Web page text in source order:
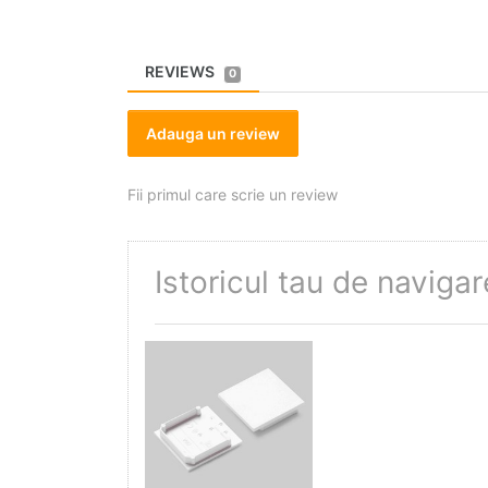
REVIEWS 0
Adauga un review
Fii primul care scrie un review
Istoricul tau de